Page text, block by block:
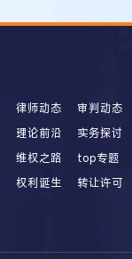
律师动态
审判动态
理论前沿
实务探讨
维权之路
top专题
权利诞生
转让许可